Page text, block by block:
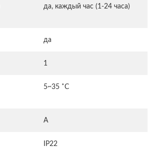
да, каждый час (1-24 часа)
да
1
5~35 ˚C
A
IP22